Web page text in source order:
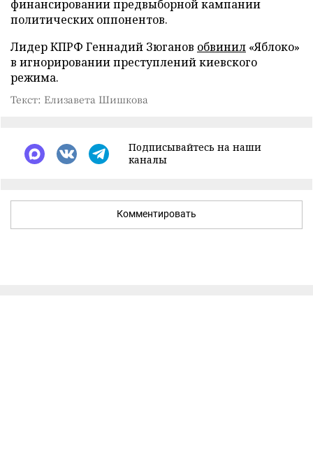
финансировании предвыборной кампании
политических оппонентов.
Лидер КПРФ Геннадий Зюганов обвинил «Яблоко»
в игнорировании преступлений киевского
режима.
Текст: Елизавета Шишкова
Подписывайтесь на наши
каналы
Комментировать